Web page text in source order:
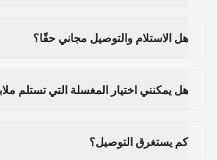
هل الاستلام والتوصيل مجاني حقًا؟
هل يمكنني اختيار المغسلة التي تستلم
كم يستغرق التوصيل؟